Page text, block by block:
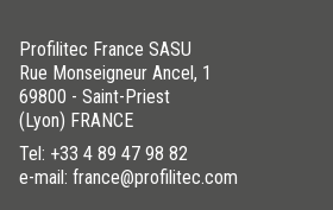
Profilitec France SASU
Rue Monseigneur Ancel, 1
69800 - Saint-Priest
(Lyon) FRANCE
Tel: +33 4 89 47 98 82
e-mail: france@profilitec.com